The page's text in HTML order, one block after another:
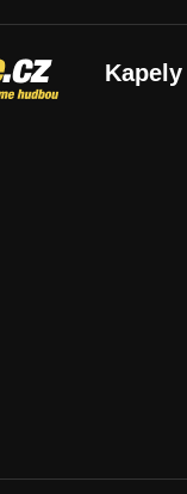
Kapely